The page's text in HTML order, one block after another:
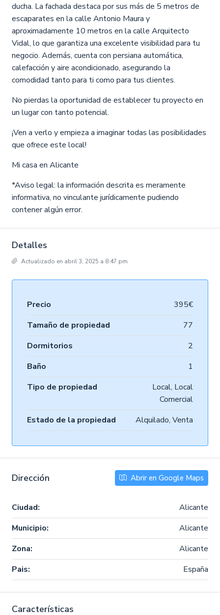
ducha. La fachada destaca por sus más de 5 metros de
escaparates en la calle Antonio Maura y
aproximadamente 10 metros en la calle Arquitecto
Vidal, lo que garantiza una excelente visibilidad para tu
negocio. Además, cuenta con persiana automática,
calefacción y aire acondicionado, asegurando la
comodidad tanto para ti como para tus clientes.
No pierdas la oportunidad de establecer tu proyecto en
un lugar con tanto potencial.
¡Ven a verlo y empieza a imaginar todas las posibilidades
que ofrece este local!
Mi casa en Alicante
*Aviso legal: la información descrita es meramente
informativa, no vinculante jurídicamente pudiendo
contener algún error.
Detalles
Actualizado en abril 3, 2025 a 8:47 pm
Precio
395€
Tamaño de propiedad
77
Dormitorios
2
Baño
1
Tipo de propiedad
Local, Local
Comercial
Estado de la propiedad
Alquilado, Venta
Dirección Abrir en Google Maps
Ciudad:
Alicante
Municipio:
Alicante
Zona:
Alicante
Pais:
España
Características